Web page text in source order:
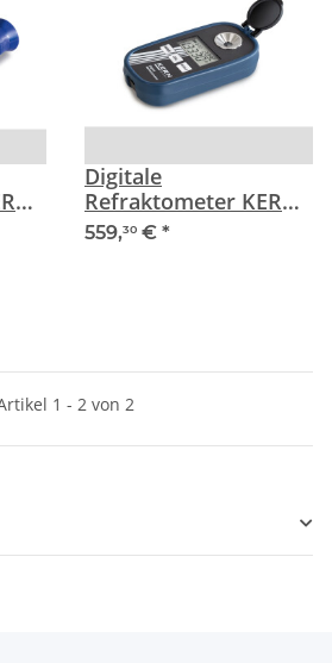
Digitale
Refraktometer KERN
ORM 1HO
559,30 € *
1 - 2 von 2